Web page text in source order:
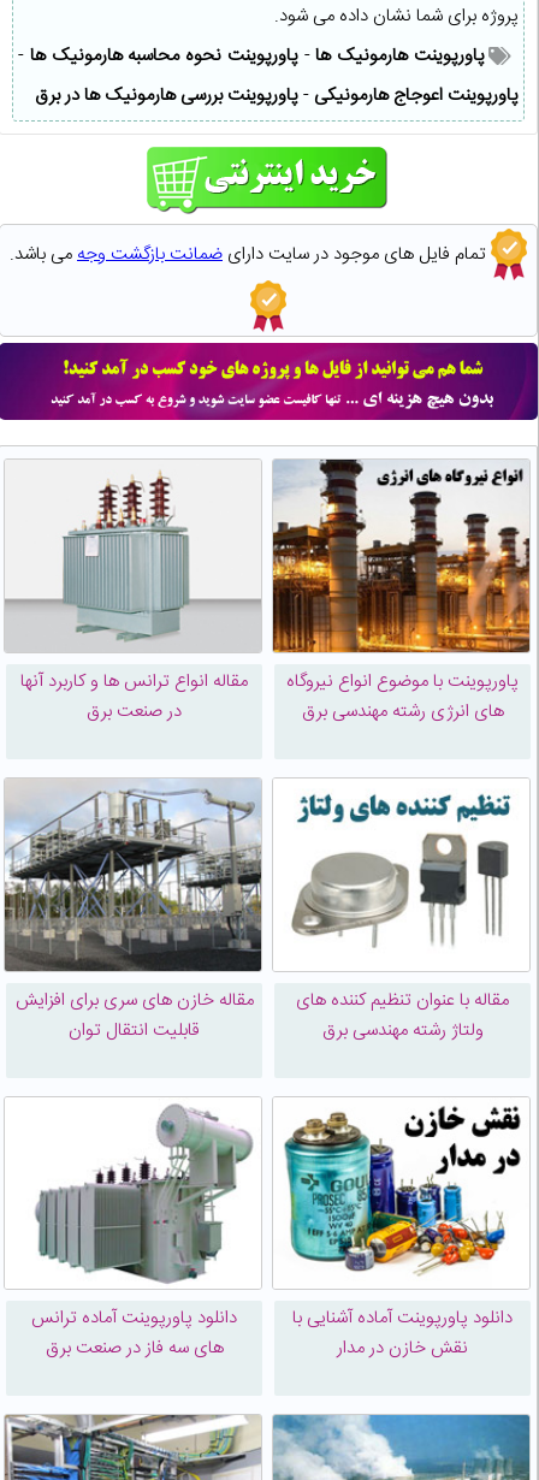
پروژه برای شما نشان داده می شود.
پاورپوینت هارمونیک ها- پاورپوینت نحوه محاسبه هارمونیک ها-
پاورپوینت اعوجاج هارمونیکی-پاورپوینت بررسی هارمونیک ها در برق
تمام فایل های موجود در سایت دارای ضمانت بازگشت وجهمی باشد.
پاورپوینت با موضوع انواع نیروگاه
های انرژی رشته مهندسی برق
مقاله انواع ترانس ها و کاربرد آنها
در صنعت برق
مقاله با عنوان تنظیم كننده های
ولتاژ رشته مهندسی برق
مقاله خازن های سری برای افزایش
قابلیت انتقال توان
دانلود پاورپوینت آماده آشنایی با
نقش خازن در مدار
دانلود پاورپوینت آماده ترانس
های سه فاز در صنعت برق